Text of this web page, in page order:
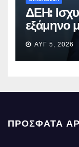
ΔΕΗ:
εξάμηνο
EBITDA
ΑΥΓ 5, 2026
ΠΡΌΣΦΑΤΑ